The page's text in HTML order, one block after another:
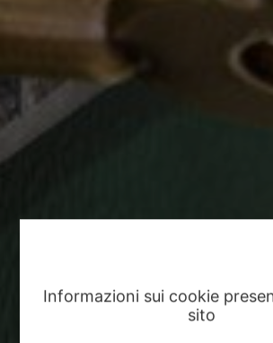
Informazioni sui cookie
sito